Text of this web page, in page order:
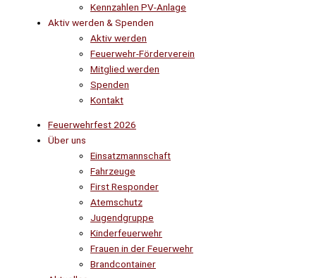
Kennzahlen PV-Anlage
Aktiv werden & Spenden
Aktiv werden
Feuerwehr-Förderverein
Mitglied werden
Spenden
Kontakt
Feuerwehrfest 2026
Über uns
Einsatzmannschaft
Fahrzeuge
First Responder
Atemschutz
Jugendgruppe
Kinderfeuerwehr
Frauen in der Feuerwehr
Brandcontainer